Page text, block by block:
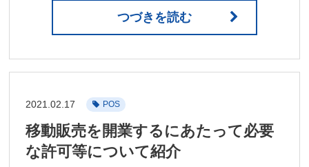
つづきを読む
2021.02.17 POS
移動販売を開業するにあたって必要
な許可等について紹介